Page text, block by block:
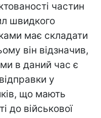
частин
швидкого
має складати
він відзначив,
в даний час є
у
що мають
до військової